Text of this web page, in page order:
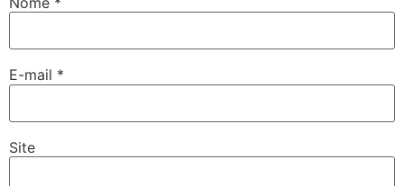
E-mail *
Site